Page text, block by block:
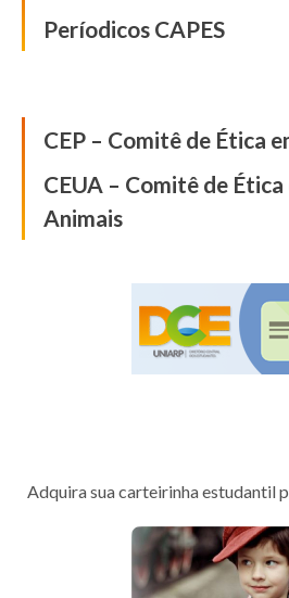
Períodicos CAPES
CEP – Comitê de Ética
CEUA – Comitê de Ética
Animais
Adquira sua carteirinha estudantil